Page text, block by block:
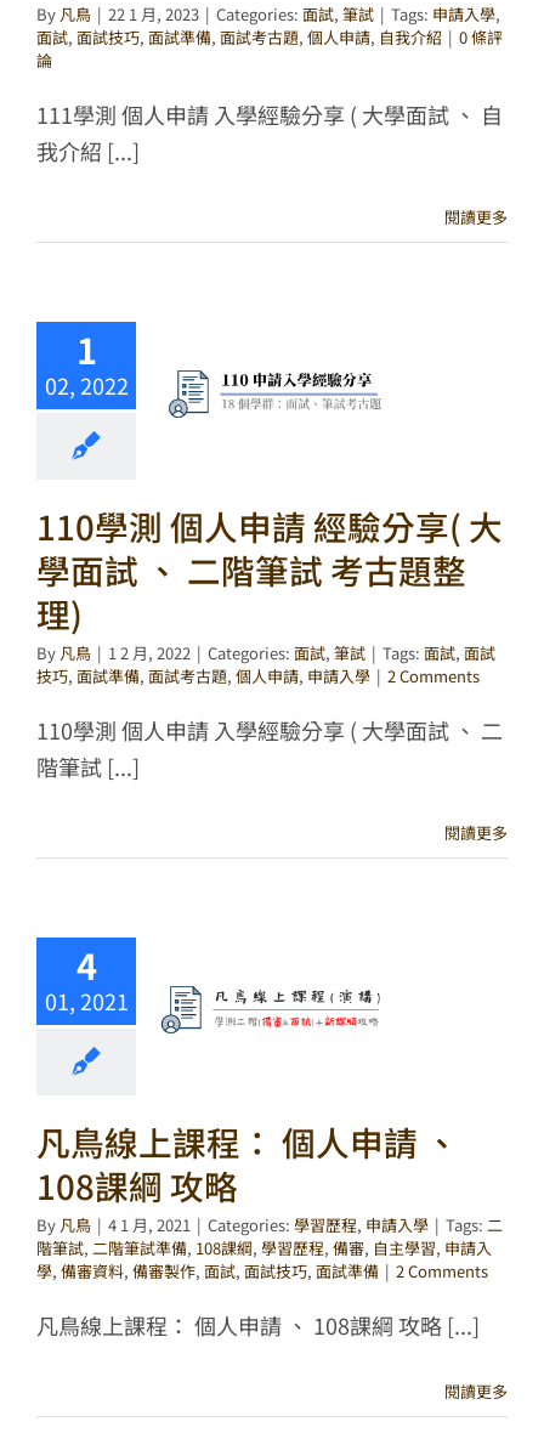
By 凡鳥 | 22 1 月, 2023 | Categories: 面試, 筆試 | Tags: 申請入學,
面試, 面試技巧, 面試準備, 面試考古題, 個人申請, 自我介紹 | 0 條評
論
111學測 個人申請 入學經驗分享 ( 大學面試 、 自
我介紹 [...]
閱讀更多
1
02, 2022
110學測 個人申請 經驗分享( 大
學面試 、 二階筆試 考古題整
理)
By 凡鳥 | 1 2 月, 2022 | Categories: 面試, 筆試 | Tags: 面試, 面試
技巧, 面試準備, 面試考古題, 個人申請, 申請入學 | 2 Comments
110學測 個人申請 入學經驗分享 ( 大學面試 、 二
階筆試 [...]
閱讀更多
4
01, 2021
凡鳥線上課程： 個人申請 、
108課綱 攻略
By 凡鳥 | 4 1 月, 2021 | Categories: 學習歷程, 申請入學 | Tags: 二
階筆試, 二階筆試準備, 108課綱, 學習歷程, 備審, 自主學習, 申請入
學, 備審資料, 備審製作, 面試, 面試技巧, 面試準備 | 2 Comments
凡鳥線上課程： 個人申請 、 108課綱 攻略 [...]
閱讀更多